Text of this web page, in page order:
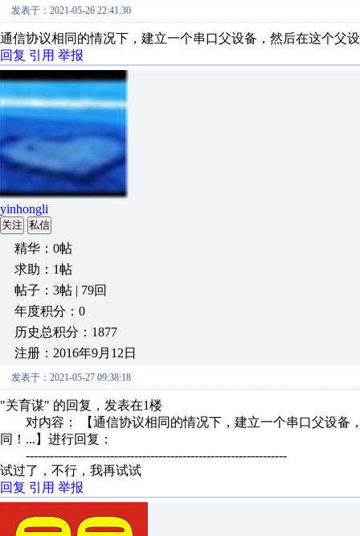
发表于：2021-05-26 22:41:30
通信协议相同的情况下，建立一个串口父设备，然后在这个父
回复 引用 举报
yinhongli
关注 私信
精华：0帖
求助：1帖
帖子：3帖 | 79回
年度积分：0
历史总积分：1877
注册：2016年9月12日
发表于：2021-05-27 09:38:18
"关育谋" 的回复，发表在1楼
对内容： 【通信协议相同的情况下，建立一个串口父设备
同！...】进行回复：
-----------------------------------------------------------------
试过了，不行，我再试试
回复 引用 举报